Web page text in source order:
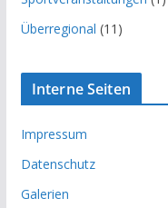
Überregional (11)
Interne Seiten
Impressum
Datenschutz
Galerien